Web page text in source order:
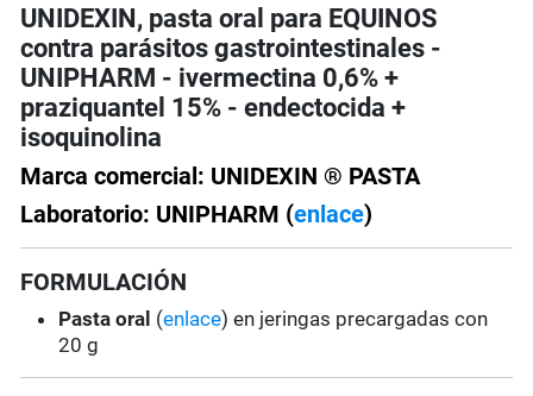
UNIDEXIN, pasta oral para EQUINOS
contra parásitos gastrointestinales -
UNIPHARM - ivermectina 0,6% +
praziquantel 15% - endectocida +
isoquinolina
Marca comercial: UNIDEXIN ® PASTA
Laboratorio: UNIPHARM (enlace)
FORMULACIÓN
Pasta oral (enlace) en jeringas precargadas con
20 g